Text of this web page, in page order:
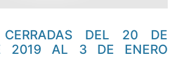
CERRADAS DEL 20 DE
2019 AL 3 DE ENERO